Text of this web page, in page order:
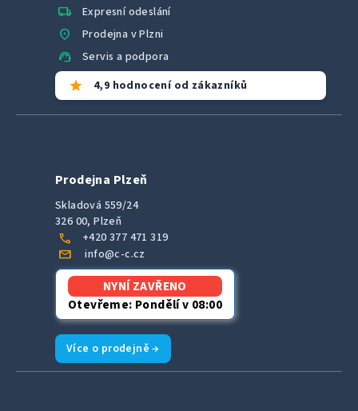
local_shipping Expresní odeslání
location_on Prodejna v Plzni
support_agent Servis a podpora
star 4,9 hodnocení od zákazníků
Prodejna Plzeň
Skladová 559/24
326 00, Plzeň
call +420 377 471 319
mail info@c-c.cz
NYNÍ ZAVŘENO
Otevřeme: Pondělí v 08:00
Více o prodejně →